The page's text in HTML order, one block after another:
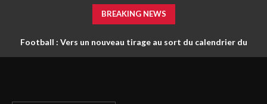
BREAKING NEWS
Football : Vers un nouveau tirage au sort du calendrier du